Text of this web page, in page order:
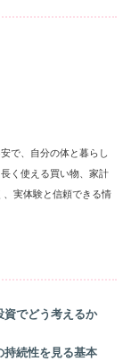
で、自分の体と暮らし
く使える買い物、家計
、実体験と信頼できる情
資でどう考えるか
持続性を見る基本